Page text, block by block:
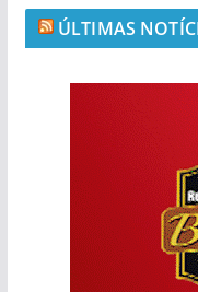
ÚLTIMAS